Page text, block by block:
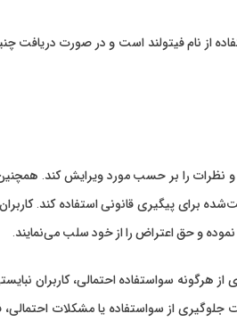
از نام فیتولند است و در صورت دریافت
را بر حسب مورد ویرایش کند. همچنین
برای پیگیری قانونی استفاده کند.
و حق اعتراض را از خود سلب می‌نمایند.
هرگونه سواستفاده احتمالی، کاربران
از سواستفاده یا مشکلات احتمالی،